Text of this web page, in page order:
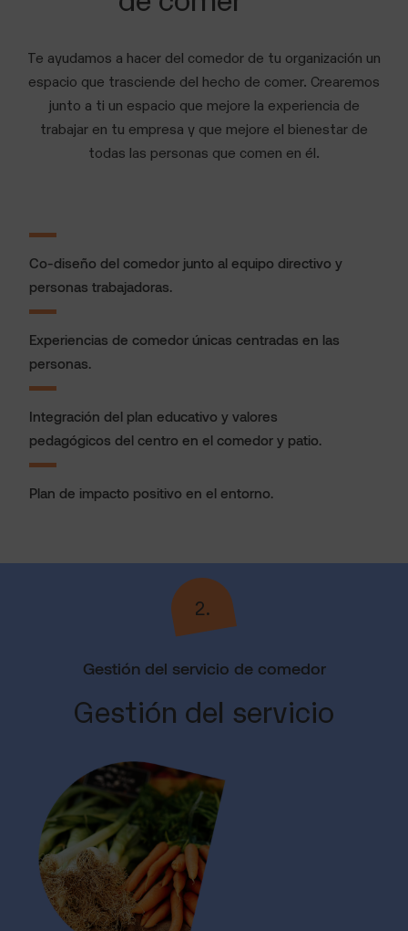
Te ayudamos a hacer del comedor de tu organización un
espacio que trasciende del hecho de comer. Crearemos
junto a ti un espacio que mejore la experiencia de
trabajar en tu empresa y que mejore el bienestar de
todas las personas que comen en él.
Co-diseño del comedor junto al equipo directivo y
personas trabajadoras.
Experiencias de comedor únicas centradas en las
personas.
Integración del plan educativo y valores
pedagógicos del centro en el comedor y patio.
Plan de impacto positivo en el entorno.
2.
Gestión del servicio de comedor
Gestión del servicio